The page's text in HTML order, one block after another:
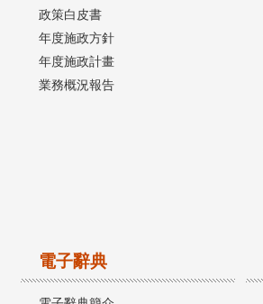
政策白皮書
年度施政方針
年度施政計畫
業務概況報告
電子辭典